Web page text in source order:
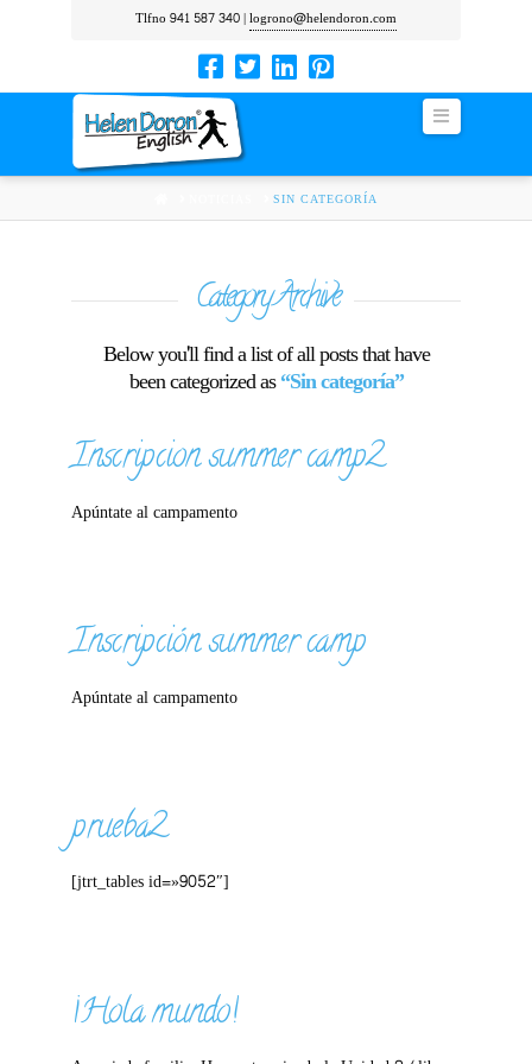
Tlfno 941 587 340 |logrono@helendoron.com
Navigation
SIN CATEGORÍA
Category Archive
Below you'll find a list of all posts that have
been categorized as“Sin categoría”
Inscripcion summer camp2
Apúntate al campamento
Inscripción summer camp
Apúntate al campamento
prueba2
[jtrt_tables id=»9052″]
¡Hola mundo!